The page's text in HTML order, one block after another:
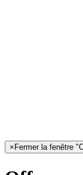
× Fermer la fenêtre